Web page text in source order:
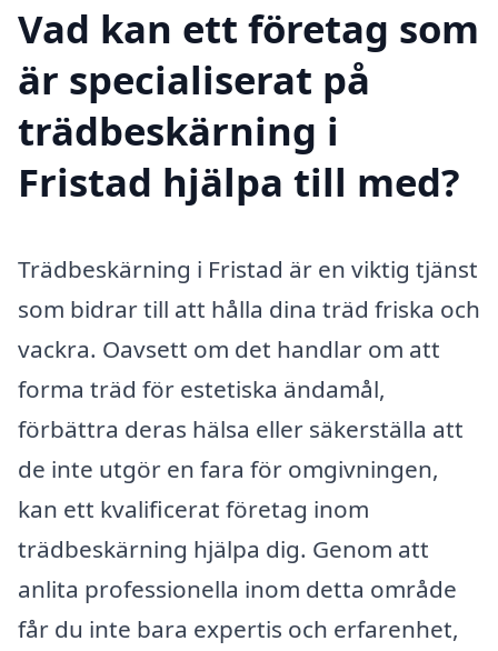
Vad kan ett företag som
är specialiserat på
trädbeskärning i
Fristad hjälpa till med?
Trädbeskärning i Fristad är en viktig tjänst
som bidrar till att hålla dina träd friska och
vackra. Oavsett om det handlar om att
forma träd för estetiska ändamål,
förbättra deras hälsa eller säkerställa att
de inte utgör en fara för omgivningen,
kan ett kvalificerat företag inom
trädbeskärning hjälpa dig. Genom att
anlita professionella inom detta område
får du inte bara expertis och erfarenhet,